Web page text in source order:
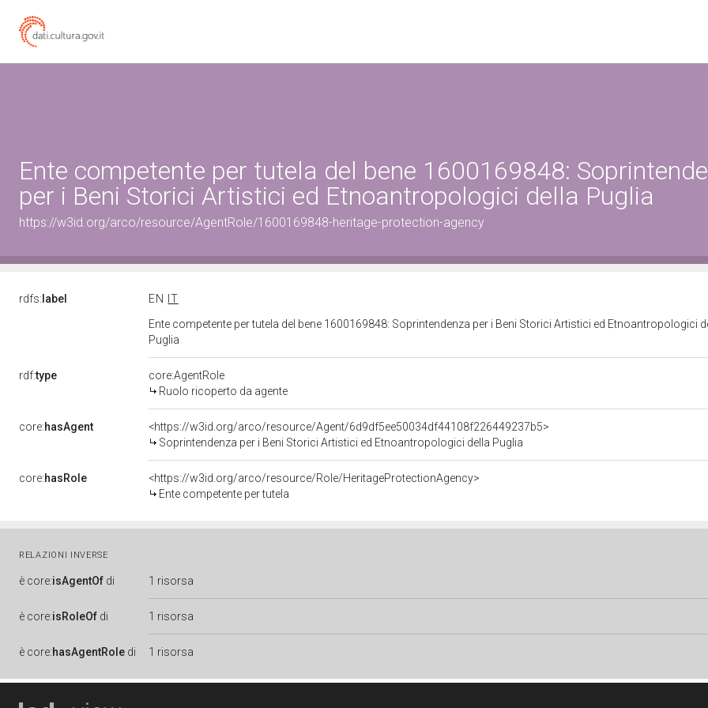
Ente competente per tutela del bene 1600169848:
per i Beni Storici Artistici ed Etnoantropologici della Puglia
https://w3id.org/arco/resource/AgentRole/1600169848-heritage-protection-agency
rdfs: label EN
IT
Ente competente per tutela del bene 1600169848: Soprintendenza per i Beni Storici Artistici ed Etnoantropologici
Puglia
rdf:type
core:AgentRole
Ruolo ricoperto da agente
core:hasAgent
<https://w3id.org/arco/resource/Agent/6d9df5ee50034df44108f226449237b5>
Soprintendenza per i Beni Storici Artistici ed Etnoantropologici della Puglia
core:hasRole
<https://w3id.org/arco/resource/Role/HeritageProtectionAgency>
Ente competente per tutela
RELAZIONI INVERSE
è core:isAgentOf di 1 risorsa
è core:isRoleOf di 1 risorsa
è core:hasAgentRole di 1 risorsa